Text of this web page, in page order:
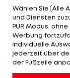
Vertrag bis
könnten laut
Problem
absolvierte
Manchester
einen Treffer.
Wählen Sie [Alle
und Diensten
PUR Modus,
Werbung
individuelle
jederzeit über
der Fußzeile